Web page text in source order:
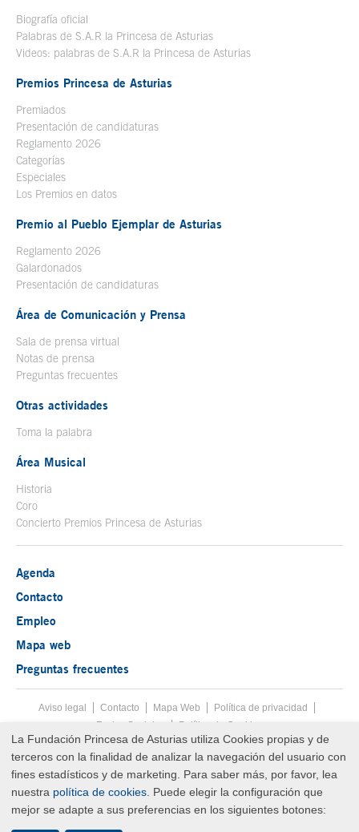
Biografía oficial
Palabras de S.A.R la Princesa de Asturias
Videos: palabras de S.A.R la Princesa de Asturias
Premios Princesa de Asturias
Premiados
Presentación de candidaturas
Reglamento 2026
Categorías
Especiales
Los Premios en datos
Premio al Pueblo Ejemplar de Asturias
Reglamento 2026
Galardonados
Presentación de candidaturas
Área de Comunicación y Prensa
Sala de prensa virtual
Notas de prensa
Preguntas frecuentes
Otras actividades
Toma la palabra
Área Musical
Historia
Coro
Concierto Premios Princesa de Asturias
Agenda
Contacto
Empleo
Mapa web
Preguntas frecuentes
Menú pie
Aviso legal Tecla de acceso 8
Contacto Mapa Web
Política de privacidad
Redes Sociales
Política de Cookies
Fin menú pie
© Copyright Sat Aug 08 01:41:38 UTC 2026 Fundación Princesa de
Asturias
La Fundación Princesa de Asturias utiliza Cookies propias y de
terceros con la finalidad de analizar la navegación del usuario con
fines estadísticos y de marketing. Para saber más, por favor, lea
nuestra política de cookies . Puede elegir la configuración que
mejor se adapte a sus preferencias en los siguientes botones: